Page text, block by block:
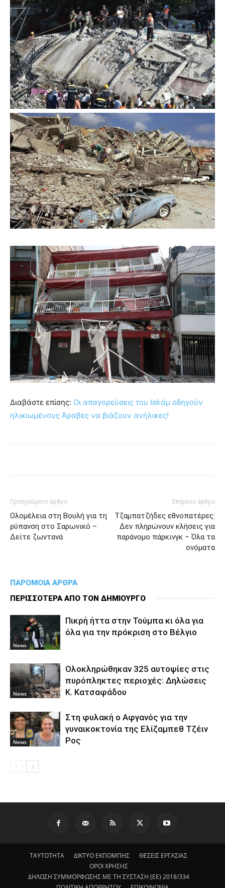
Διαβάστε επίσης: Οι απαγορεύσεις του Ισλάμ οδηγούν
ηλικιωμένους Άραβες να βιάζουν ανήλικες!
Προηγούμενο άρθρο
Ολομέλεια στη Βουλή για τη
ρύπανση στο Σαρωνικό –
Δείτε ζωντανά
Επόμενο άρθρο
Τζαμπατζήδες εθνοπατέρες:
Δεν πληρώνουν κλήσεις για
παράνομο πάρκινγκ – Όλα τα
ονόματα
ΠΑΡΟΜΟΙΑ ΑΡΘΡΑ
ΠΕΡΙΣΣΟΤΕΡΑ ΑΠΟ ΤΟΝ ΔΗΜΙΟΥΡΓΟ
News
Πικρή ήττα στην Τούμπα κι όλα για
όλα για την πρόκριση στο Βέλγιο
News
Ολοκληρώθηκαν 325 αυτοψίες στις
πυρόπληκτες περιοχές: Δηλώσεις
Κ. Κατσαφάδου
News
Στη φυλακή ο Aφγανός για την
γυναικοκτονία της Ελίζαμπεθ Τζέιν
Ρος
ΤΑΥΤΟΤΗΤΑ ΔΙΚΤΥΟ ΕΚΠΟΜΠΗΣ
ΘΕΣΕΙΣ ΕΡΓΑΣΙΑΣ
ΟΡΟΙ ΧΡΗΣΗΣ
ΔΗΛΩΣΗ ΣΥΜΜΟΡΦΩΣΗΣ ΜΕ ΤΗ ΣΥΣΤΑΣΗ (ΕΕ) 2018/334